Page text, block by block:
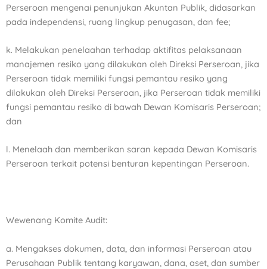
Perseroan mengenai penunjukan Akuntan Publik, didasarkan
pada independensi, ruang lingkup penugasan, dan fee;
k. Melakukan penelaahan terhadap aktifitas pelaksanaan
manajemen resiko yang dilakukan oleh Direksi Perseroan, jika
Perseroan tidak memiliki fungsi pemantau resiko yang
dilakukan oleh Direksi Perseroan, jika Perseroan tidak memiliki
fungsi pemantau resiko di bawah Dewan Komisaris Perseroan;
dan
l. Menelaah dan memberikan saran kepada Dewan Komisaris
Perseroan terkait potensi benturan kepentingan Perseroan.
Wewenang Komite Audit:
a. Mengakses dokumen, data, dan informasi Perseroan atau
Perusahaan Publik tentang karyawan, dana, aset, dan sumber